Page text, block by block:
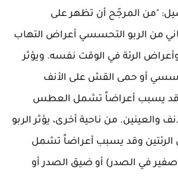
"من المرجّح أن تظهر على
من الربو التحسسي أعراض التهاب
الرئة في الوقت نفسه. ويؤثر
أو حمى القش على الأنف
وقد يسبب أعراضاً تشمل العطس
والعينين. من ناحية أخرى، يؤثر الربو
وقد يسبب أعراضاً تشمل
(صفير في الصدر) أو ضيق الصدر أو